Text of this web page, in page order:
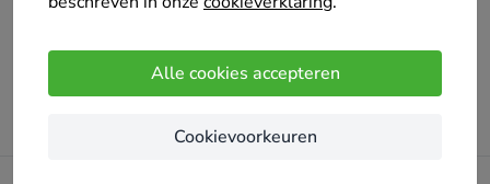
Alle cookies accepteren
Cookievoorkeuren
later opnieuw.
Probeer opnieuw